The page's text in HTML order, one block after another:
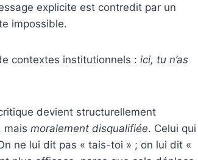
explicite est contredit par un
impossible.
contextes institutionnels : ici, tu n’as
devient structurellement
mais moralement disqualifiée. Celui qui
ne lui dit pas « tais-toi » ; on lui dit «